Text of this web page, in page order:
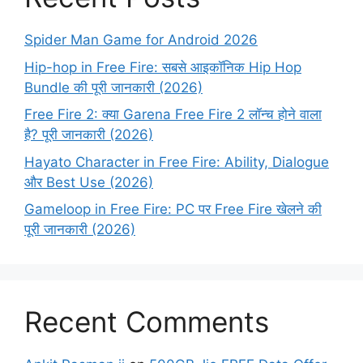
Spider Man Game for Android 2026
Hip-hop in Free Fire: सबसे आइकॉनिक Hip Hop
Bundle की पूरी जानकारी (2026)
Free Fire 2: क्या Garena Free Fire 2 लॉन्च होने वाला
है? पूरी जानकारी (2026)
Hayato Character in Free Fire: Ability, Dialogue
और Best Use (2026)
Gameloop in Free Fire: PC पर Free Fire खेलने की
पूरी जानकारी (2026)
Recent Comments